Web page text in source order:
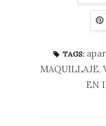
TAGS:
MAQUILLAJE,
EN